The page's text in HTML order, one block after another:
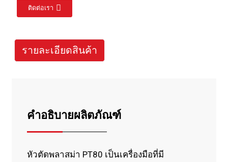
ติดต่อเรา
รายละเอียดสินค้า
คำอธิบายผลิตภัณฑ์
หัวตัดพลาสม่า PT80 เป็นเครื่องมือที่มี